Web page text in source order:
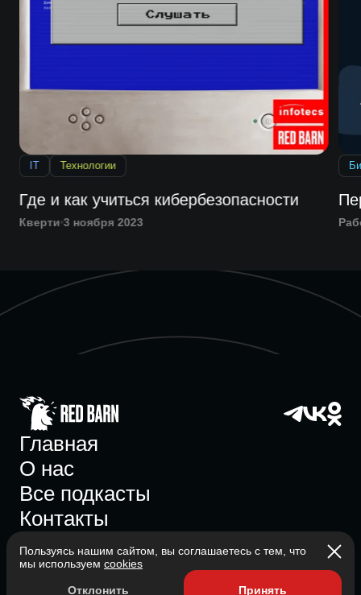
IT Технологии
Где и как учиться кибербезопасности
Кверти 3 ноября 2023
Главная
О нас
Все подкасты
Контакты
Пользуясь нашим сайтом, вы соглашаетесь с тем, что
мы используем cookies
Отклонить Принять